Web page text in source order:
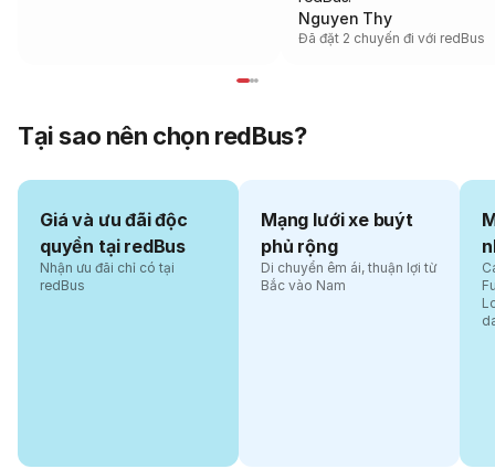
Nguyen Thy
Đã đặt 2 chuyến đi với redBus
Tại sao nên chọn redBus?
Giá và ưu đãi độc
quyền tại redBus
Nhận ưu đãi chỉ có tại
redBus
Mạng lưới xe buýt
phủ rộng
Di chuyển êm ái, thuận lợi từ
Bắc vào Nam